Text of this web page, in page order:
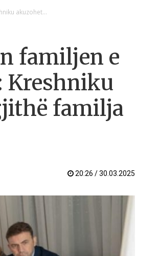
akuzohet...
familjen e
Kreshniku
familja
20:26 / 30.03.2025